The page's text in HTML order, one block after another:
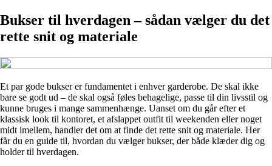
Bukser til hverdagen – sådan vælger du det
rette snit og materiale
Et par gode bukser er fundamentet i enhver garderobe. De skal ikke
bare se godt ud – de skal også føles behagelige, passe til din livsstil og
kunne bruges i mange sammenhænge. Uanset om du går efter et
klassisk look til kontoret, et afslappet outfit til weekenden eller noget
midt imellem, handler det om at finde det rette snit og materiale. Her
får du en guide til, hvordan du vælger bukser, der både klæder dig og
holder til hverdagen.